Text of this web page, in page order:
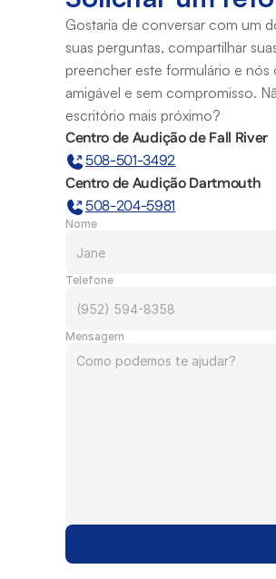
Gostaria de conversar com um
suas perguntas, compartilhar
preencher este formulário e nós
amigável e sem compromisso.
escritório mais próximo?
Centro de Audição de Fall River
508-501-3492
Centro de Audição Dartmouth
508-204-5981
Nome
Telefone
Mensagem